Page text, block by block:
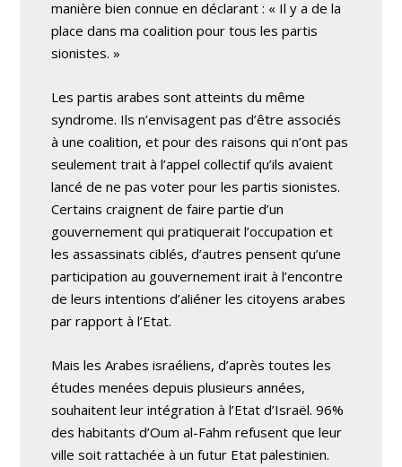
manière bien connue en déclarant : « Il y a de la
place dans ma coalition pour tous les partis
sionistes. »
Les partis arabes sont atteints du même
syndrome. Ils n’envisagent pas d’être associés
à une coalition, et pour des raisons qui n’ont pas
seulement trait à l’appel collectif qu’ils avaient
lancé de ne pas voter pour les partis sionistes.
Certains craignent de faire partie d’un
gouvernement qui pratiquerait l’occupation et
les assassinats ciblés, d’autres pensent qu’une
participation au gouvernement irait à l’encontre
de leurs intentions d’aliéner les citoyens arabes
par rapport à l’Etat.
Mais les Arabes israéliens, d’après toutes les
études menées depuis plusieurs années,
souhaitent leur intégration à l’Etat d’Israël. 96%
des habitants d’Oum al-Fahm refusent que leur
ville soit rattachée à un futur Etat palestinien.